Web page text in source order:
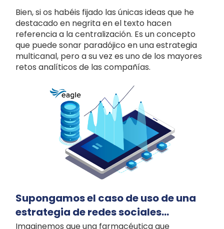
Bien, si os habéis fijado las únicas ideas que he
destacado en negrita en el texto hacen
referencia a la centralización. Es un concepto
que puede sonar paradójico en una estrategia
multicanal, pero a su vez es uno de los mayores
retos analíticos de las compañías.
Supongamos el caso de uso de una
estrategia de redes sociales...
Imaginemos que una farmacéutica que